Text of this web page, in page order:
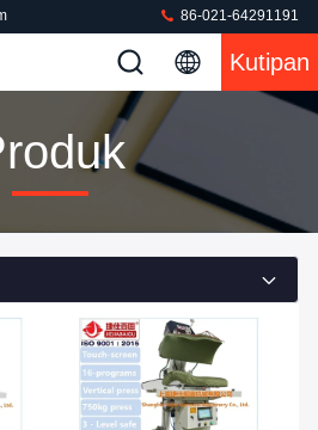
86-021-64291191
Kutipan